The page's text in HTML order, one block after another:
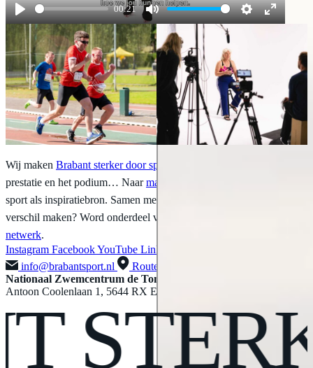
Play
00:21
Mute Settings
Enter
Wij maken Brabant sterker door sport
prestatie en het podium… Naarmaatschappelijke impact
sport als inspiratiebron. Samen met ons en onze partners hét
verschil maken? Word onderdeel van ons
netwerk.
Instagram FacebookYouTube LinkedIn
info@brabantsport.nl
Route
Nationaal Zwemcentrum de Tongelreep
Antoon Coolenlaan 1, 5644 RX Eindhoven